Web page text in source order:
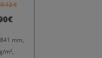
€
mm,
m²,